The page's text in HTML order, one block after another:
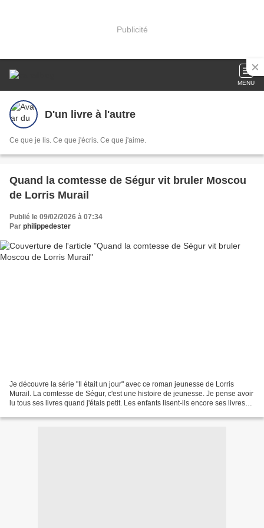
Publicité
MENU
D'un livre à l'autre
Ce que je lis. Ce que j'écris. Ce que j'aime.
Quand la comtesse de Ségur vit bruler Moscou
de Lorris Murail
Publié le 09/02/2026 à 07:34
Par philippedester
Je découvre la série "Il était un jour" avec ce roman jeunesse de Lorris
Murail. La comtesse de Ségur, c'est une histoire de jeunesse. Je pense avoir
lu tous ses livres quand j'étais petit. Les enfants lisent-ils encore ses livres